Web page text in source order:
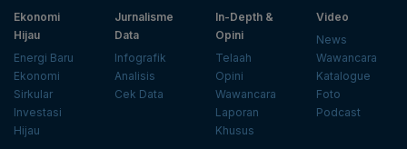
Ekonomi
Hijau
Energi Baru
Ekonomi
Sirkular
Investasi
Hijau
Jurnalisme
Data
Infografik
Analisis
Cek Data
In-Depth &
Opini
Telaah
Opini
Wawancara
Laporan
Khusus
Video
News
Wawancara
Katalogue
Foto
Podcast